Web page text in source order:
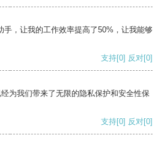
手，让我的工作效率提高了50%，让我能够
支持[0] 反对[0]
为我们带来了无限的隐私保护和安全性保
支持[0] 反对[0]